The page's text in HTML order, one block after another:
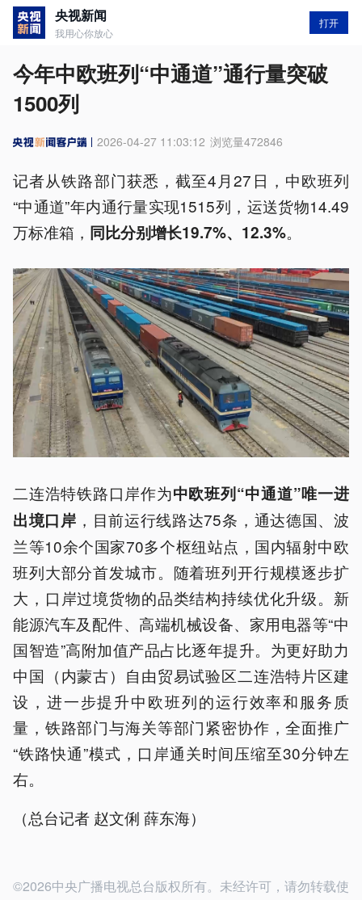
央视新闻
我用心你放心
打开
今年中欧班列“中通道”通行量突破
1500列
2026-04-27 11:03:12 浏览量472846
记者从铁路部门获悉，截至4月27日，中欧班列
“中通道”年内通行量实现1515列，运送货物14.49
万标准箱， 同比分别增长19.7%、12.3%。
二连浩特铁路口岸作为中欧班列“中通道”唯一进
出境口岸 ，目前运行线路达75条，通达德国、波
兰等10余个国家70多个枢纽站点，国内辐射中欧
班列大部分首发城市。随着班列开行规模逐步扩
大，口岸过境货物的品类结构持续优化升级。新
能源汽车及配件、高端机械设备、家用电器等“中
国智造”高附加值产品占比逐年提升。为更好助力
中国（内蒙古）自由贸易试验区二连浩特片区建
设，进一步提升中欧班列的运行效率和服务质
量，铁路部门与海关等部门紧密协作，全面推广
“铁路快通”模式，口岸通关时间压缩至30分钟左
右。
（总台记者 赵文俐 薛东海）
©2026中央广播电视总台版权所有。未经许可，请勿转载使